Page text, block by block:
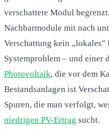
verschattete Modul
Nachbarmodule mit nach
Verschattung kein „lokales"
Systemproblem – und einer
Photovoltaik, die vor dem
Bestandsanlagen ist
Spuren, die man verfolgt,
niedrigen PV-Ertrag sucht.